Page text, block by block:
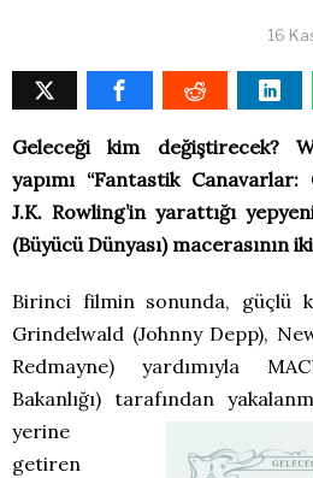
16
Geleceği kim değiştirecek?
yapımı “Fantastik Canavarlar:
J.K. Rowling’in yarattığı
(Büyücü Dünyası) macerasının
Birinci filmin sonunda, güçlü
Grindelwald (Johnny Depp),
Redmayne) yardımıyla
Bakanlığı) tarafından
yerine
getiren